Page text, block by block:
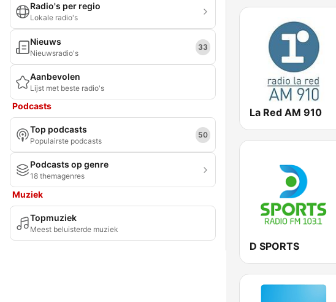
Radio's per regio
Lokale radio's
Nieuws
Nieuwsradio's
33
Aanbevolen
Lijst met beste radio's
Podcasts
Top podcasts
Populairste podcasts
50
Podcasts op genre
18 themagenres
Muziek
Topmuziek
Meest beluisterde muziek
La Red AM 910
D SPORTS